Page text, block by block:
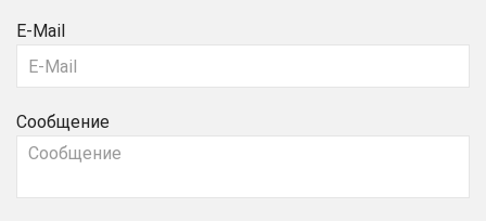
E-Mail
Сообщение